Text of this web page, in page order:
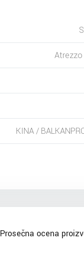
Atrezzo
KINA /
Prosečna ocena